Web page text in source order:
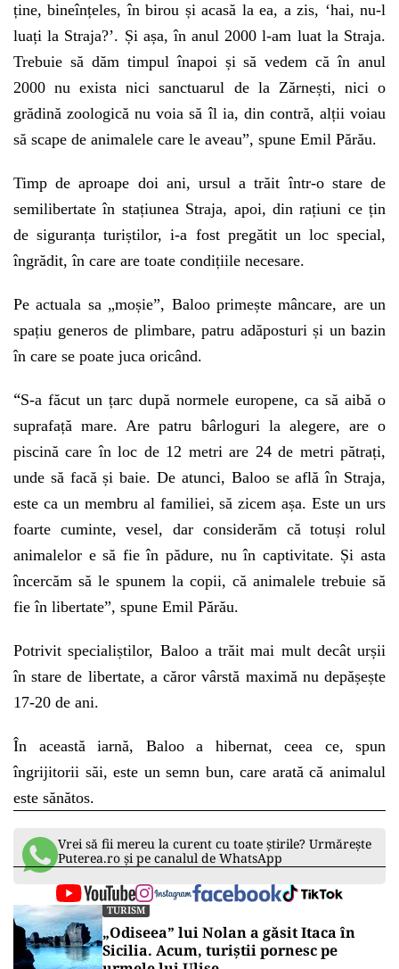
ține, bineînțeles, în birou și acasă la ea, a zis, ‘hai, nu-l
luați la Straja?’. Și așa, în anul 2000 l-am luat la Straja.
Trebuie să dăm timpul înapoi și să vedem că în anul
2000 nu exista nici sanctuarul de la Zărnești, nici o
grădină zoologică nu voia să îl ia, din contră, alții voiau
să scape de animalele care le aveau”, spune Emil Părău.
Timp de aproape doi ani, ursul a trăit într-o stare de
semilibertate în stațiunea Straja, apoi, din rațiuni ce țin
de siguranța turiștilor, i-a fost pregătit un loc special,
îngrădit, în care are toate condițiile necesare.
Pe actuala sa „moșie”, Baloo primește mâncare, are un
spațiu generos de plimbare, patru adăposturi și un bazin
în care se poate juca oricând.
“S-a făcut un țarc după normele europene, ca să aibă o
suprafață mare. Are patru bârloguri la alegere, are o
piscină care în loc de 12 metri are 24 de metri pătrați,
unde să facă și baie. De atunci, Baloo se află în Straja,
este ca un membru al familiei, să zicem așa. Este un urs
foarte cuminte, vesel, dar considerăm că totuși rolul
animalelor e să fie în pădure, nu în captivitate. Și asta
încercăm să le spunem la copii, că animalele trebuie să
fie în libertate”, spune Emil Părău.
Potrivit specialiștilor, Baloo a trăit mai mult decât urșii
în stare de libertate, a căror vârstă maximă nu depășește
17-20 de ani.
În această iarnă, Baloo a hibernat, ceea ce, spun
îngrijitorii săi, este un semn bun, care arată că animalul
este sănătos.
Vrei să fii mereu la curent cu toate știrile? Urmărește
Puterea.ro și pe canalul de WhatsApp
TURISM
„Odiseea” lui Nolan a găsit Itaca în
Sicilia. Acum, turiștii pornesc pe